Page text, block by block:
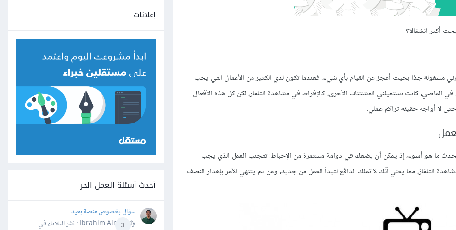
أكثر انشغالا؟
مشغولة جدًا بحيث أعجز عن القيام بأي شيء. فعندما تكون لدي الكثير من الأعمال التي يجب
الماضي، كانت تستميلني المشتتات الأخرى، كالإفراط في مشاهدة التلفاز، لكن كل هذه الأفعال
لا أواجه حقيقة تراكم عملي.
يحدث ما هو أسوء، إذ يمكن أن يضعك في دوامة مستمرة من الإحباط: تتجنب العمل الذي يجب
التلفاز، مما يعني أنّك لا تملك الدافع لتبدأ العمل من جديد، ومن ثم ينتهي الأمر بإهدار النصف
إعلانات
أحدث أسئلة العمل الحر
3
سؤال بخصوص منصة بعيد
Ibrahim Almahdy · نشر
الثلاثاء في